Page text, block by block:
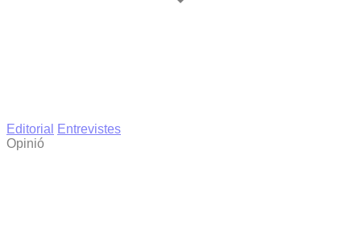
Editorial
Entrevistes
Opinió